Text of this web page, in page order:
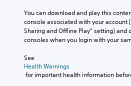
d
u
a
l
d
i
You can download and play this
console associated with your account
Sharing and Offline Play” setting) and
consoles when you login with your
See
Health Warnings
for important health information